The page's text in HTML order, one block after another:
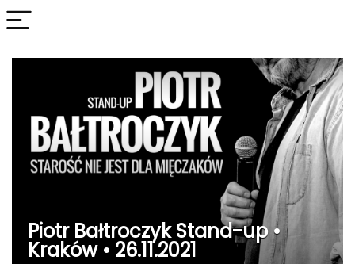
Piotr Bałtroczyk Stand-up •
Kraków • 26.11.2021